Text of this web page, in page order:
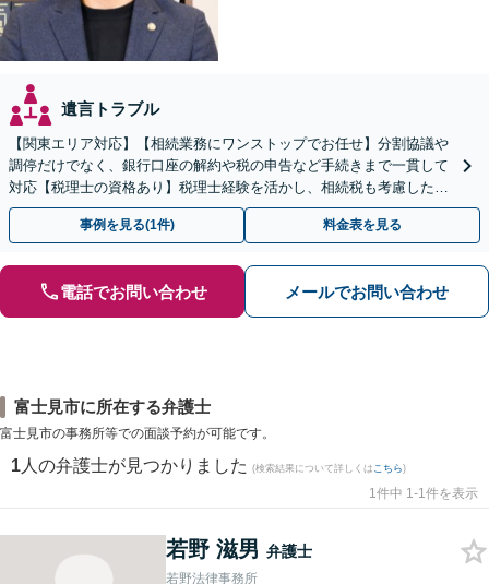
遺言トラブル
【関東エリア対応】【相続業務にワンストップでお任せ】分割協議や
調停だけでなく、銀行口座の解約や税の申告など手続きまで一貫して
対応【税理士の資格あり】税理士経験を活かし、相続税も考慮した相
続手続きもお任せください【初回相談無料】生前贈与も対応
事例を見る(1件) 料金表を見る
電話でお問い合わせ メールでお問い合わせ
富士見市に所在する弁護士
富士見市の事務所等での面談予約が可能です。
1 人の弁護士が見つかりました (検索結果について詳しくは こちら)
1件中 1-1件を表示
若野 滋男 弁護士
若野法律事務所